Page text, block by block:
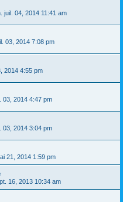
juil. 04, 2014 11:41 am
03, 2014 7:08 pm
2014 4:55 pm
03, 2014 4:47 pm
03, 2014 3:04 pm
21, 2014 1:59 pm
16, 2013 10:34 am